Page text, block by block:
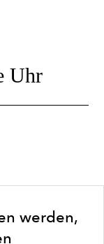
Uhr
werden,